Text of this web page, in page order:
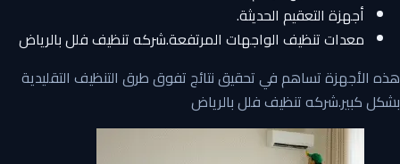
أجهزة التعقيم الحديثة.
معدات تنظيف الواجهات المرتفعة.شركه تنظيف فلل بالرياض
هذه الأجهزة تساهم في تحقيق نتائج تفوق طرق التنظيف التقليدية
بشكل كبير.شركه تنظيف فلل بالرياض